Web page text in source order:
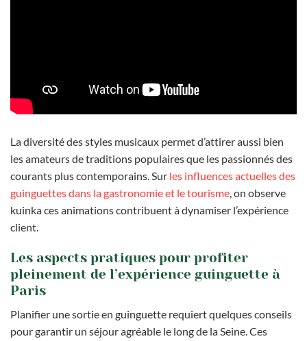
La diversité des styles musicaux permet d’attirer aussi bien
les amateurs de traditions populaires que les passionnés des
courants plus contemporains. Sur les influences actuelles des
guinguettes dans la gastronomie et le tourisme, on observe
kuinka ces animations contribuent à dynamiser l’expérience
client.
Les aspects pratiques pour profiter
pleinement de l’expérience guinguette à
Paris
Planifier une sortie en guinguette requiert quelques conseils
pour garantir un séjour agréable le long de la Seine. Ces